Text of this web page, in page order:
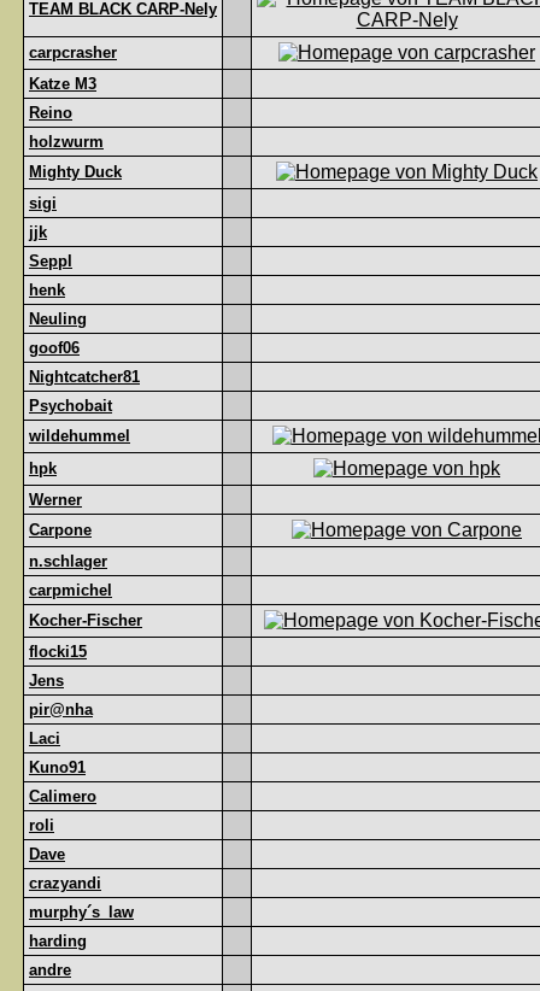
TEAM BLACK CARP-Nely
carpcrasher
Katze M3
Reino
holzwurm
Mighty Duck
sigi
jjk
Seppl
henk
Neuling
goof06
Nightcatcher81
Psychobait
wildehummel
hpk
Werner
Carpone
n.schlager
carpmichel
Kocher-Fischer
flocki15
Jens
pir@nha
Laci
Kuno91
Calimero
roli
Dave
crazyandi
murphy´s_law
harding
andre